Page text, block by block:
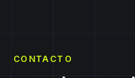
CONTACTO